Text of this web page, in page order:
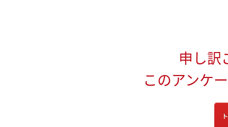
申し訳
このアンケ